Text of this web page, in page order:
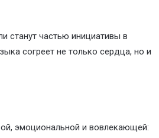
станут частью инициативы в
согреет не только сердца, но и
эмоциональной и вовлекающей: